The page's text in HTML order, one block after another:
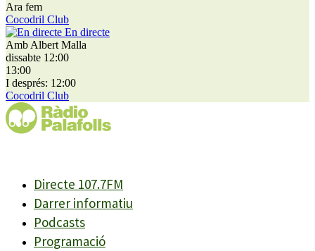
Ara fem
Cocodril Club
En directe
Amb Albert Malla
dissabte 12:00
13:00
I després: 12:00
Cocodril Club
Directe 107.7FM
Darrer informatiu
Podcasts
Programació